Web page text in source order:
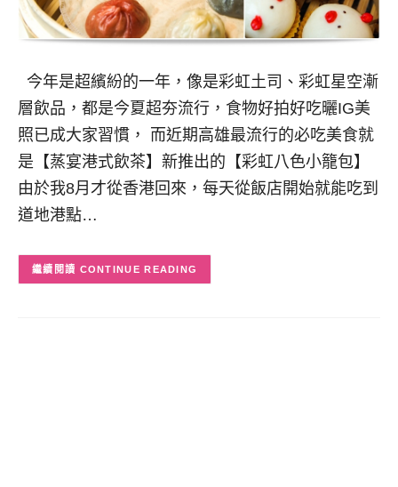
今年是超繽紛的一年，像是彩虹土司、彩虹星空漸
層飲品，都是今夏超夯流行，食物好拍好吃曬IG美
照已成大家習慣， 而近期高雄最流行的必吃美食就
是【蒸宴港式飲茶】新推出的【彩虹八色小籠包】
由於我8月才從香港回來，每天從飯店開始就能吃到
道地港點…
CONTINUE READING